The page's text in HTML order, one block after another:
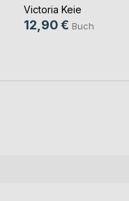
Victoria Keie
12,90 € Buch